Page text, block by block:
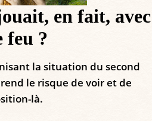
en fait, avec
feu ?
la situation du second
le risque de voir et de
là.